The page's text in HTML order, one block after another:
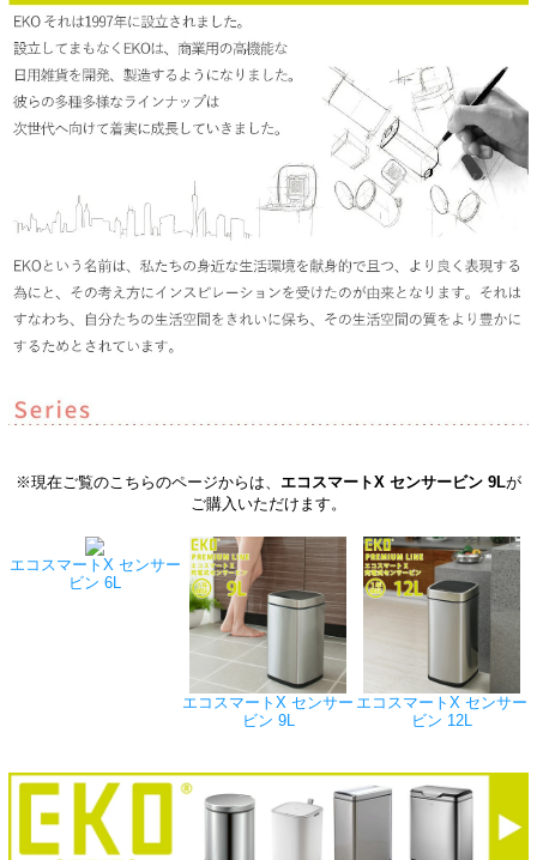
※現在ご覧のこちらのページからは、 エコスマートX センサービン 9Lが
ご購入いただけます。
エコスマートX センサー
ビン 6L
エコスマートX センサー
ビン 9L
エコスマートX センサー
ビン 12L